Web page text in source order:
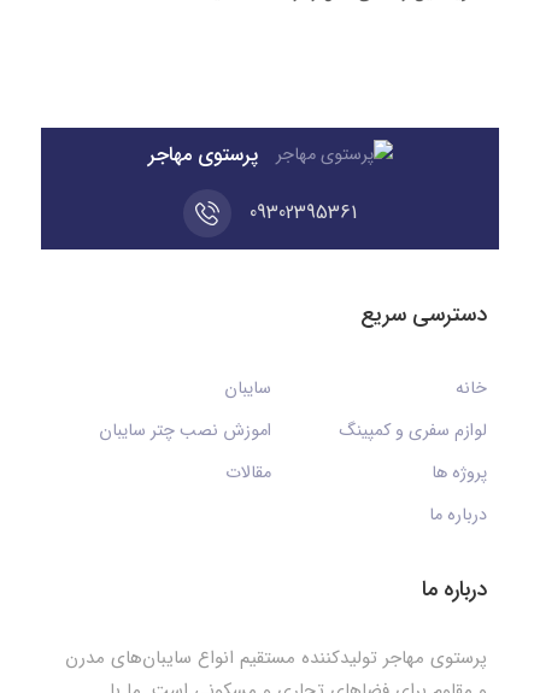
پرستوی مهاجر
09302395361
دسترسی سریع
خانه
سایبان
لوازم سفری و کمپینگ
اموزش نصب چتر سایبان
پروژه ها
مقالات
درباره ما
درباره ما
پرستوی مهاجر تولیدکننده مستقیم انواع سایبان‌های مدرن